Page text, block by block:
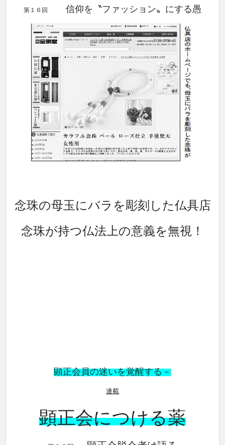
第１６回 信仰を〝ファッション〟にする愚
念珠の母玉にバラを彫刻した仏具店
念珠が持つ仏法上の意義を無視！
顕正会員の迷いを覚醒する－
連載
顕正会につける薬